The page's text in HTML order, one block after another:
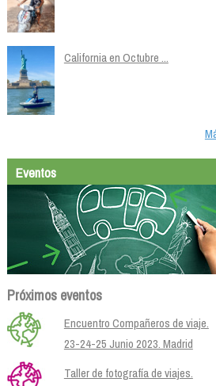
California en Octubre ...
Eventos
Próximos eventos
Encuentro Compañeros de viaje.
23-24-25 Junio 2023. Madrid
Taller de fotografía de viajes.